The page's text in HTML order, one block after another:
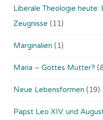
Liberale Theologie heute:
Zeugnisse (11)
Marginalien (1)
Maria – Gottes Mutter?
Neue Lebensformen (19)
Papst Leo XIV. und